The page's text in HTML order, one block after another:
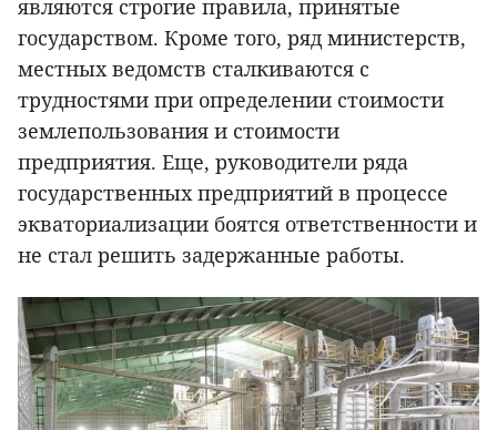
являются строгие правила, принятые
государством. Кроме того, ряд министерств,
местных ведомств сталкиваются с
трудностями при определении стоимости
землепользования и стоимости
предприятия. Еще, руководители ряда
государственных предприятий в процессе
экваториализации боятся ответственности и
не стал решить задержанные работы.